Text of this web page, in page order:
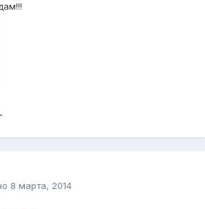
8 марта, 2014